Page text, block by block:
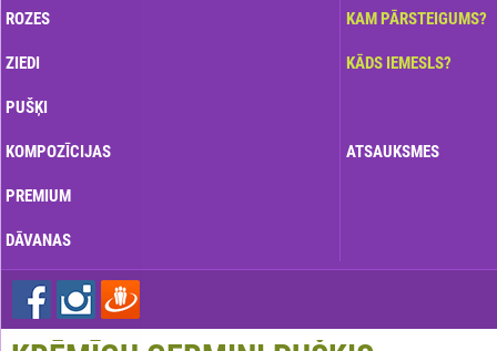
Kā
pasūtījumu?
ROZES
ZIEDI
PUŠĶI
KOMPOZĪCIJAS
PREMIUM
DĀVANAS
KAM PĀRSTEIGUMS?
KĀDS IEMESLS?
ATSAUKSMES